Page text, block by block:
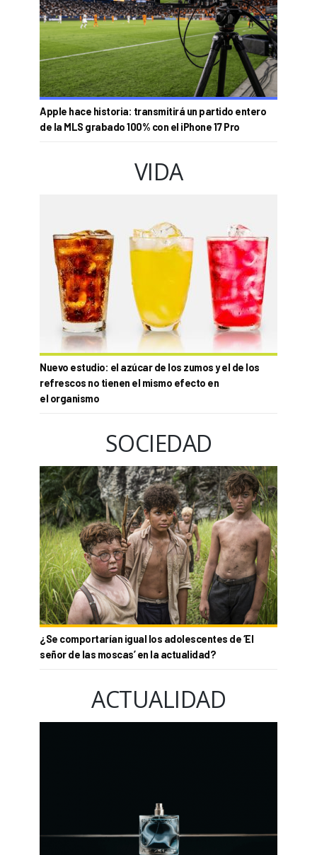
Apple hace historia: transmitirá un partido entero
de la MLS grabado 100% con el iPhone 17 Pro
VIDA
Nuevo estudio: el azúcar de los zumos y el de los
refrescos no tienen el mismo efecto en
el organismo
SOCIEDAD
¿Se comportarían igual los adolescentes de ‘El
señor de las moscas’ en la actualidad?
ACTUALIDAD